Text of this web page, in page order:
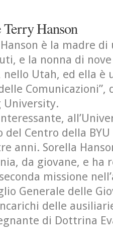
Terry Hanson
Hanson è la madre
e la nonna di
nello Utah, ed ella è
Comunicazioni”,
University.
del Centro della
anni. Sorella
da giovane, e ha
missione
Generale delle
delle
di Dottrina